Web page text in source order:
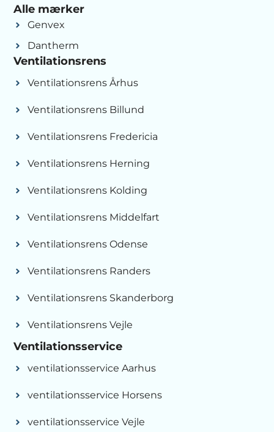
Alle mærker
Genvex
Dantherm
Ventilationsrens
Ventilationsrens Århus
Ventilationsrens Billund
Ventilationsrens Fredericia
Ventilationsrens Herning
Ventilationsrens Kolding
Ventilationsrens Middelfart
Ventilationsrens Odense
Ventilationsrens Randers
Ventilationsrens Skanderborg
Ventilationsrens Vejle
Ventilationsservice
ventilationsservice Aarhus
ventilationsservice Horsens
ventilationsservice Vejle